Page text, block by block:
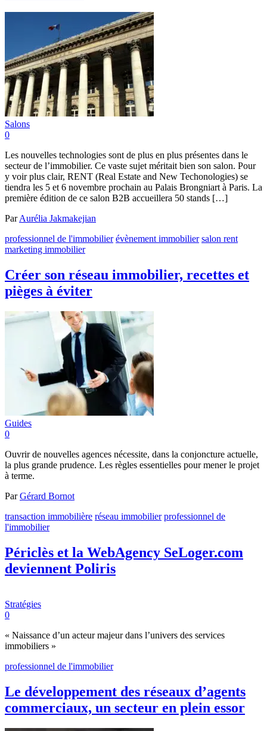
Salons
0
Les nouvelles technologies sont de plus en plus présentes dans le
secteur de l’immobilier. Ce vaste sujet méritait bien son salon. Pour
y voir plus clair, RENT (Real Estate and New Techonologies) se
tiendra les 5 et 6 novembre prochain au Palais Brongniart à Paris. La
première édition de ce salon B2B accueillera 50 stands […]
ParAurélia Jakmakejian
professionnel de l'immobilier évènement immobilier salon rent
marketing immobilier
Créer son réseau immobilier, recettes et
pièges à éviter
Guides
0
Ouvrir de nouvelles agences nécessite, dans la conjoncture actuelle,
la plus grande prudence. Les règles essentielles pour mener le projet
à terme.
ParGérard Bornot
transaction immobilière réseau immobilier professionnel de
l'immobilier
Périclès et la WebAgency SeLoger.com
deviennent Poliris
Stratégies
0
« Naissance d’un acteur majeur dans l’univers des services
immobiliers »
professionnel de l'immobilier
Le développement des réseaux d’agents
commerciaux, un secteur en plein essor